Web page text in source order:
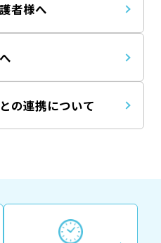
者様へ
の連携について